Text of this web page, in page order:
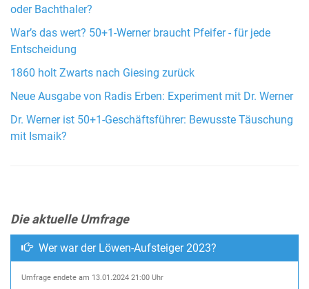
oder Bachthaler?
War’s das wert? 50+1-Werner braucht Pfeifer - für jede
Entscheidung
1860 holt Zwarts nach Giesing zurück
Neue Ausgabe von Radis Erben: Experiment mit Dr. Werner
Dr. Werner ist 50+1-Geschäftsführer: Bewusste Täuschung
mit Ismaik?
Die aktuelle Umfrage
Wer war der Löwen-Aufsteiger 2023?
Umfrage endete am 13.01.2024 21:00 Uhr